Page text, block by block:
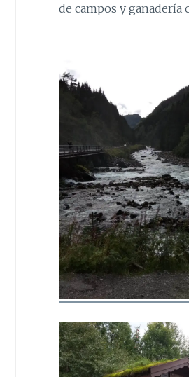
de campos y ganadería